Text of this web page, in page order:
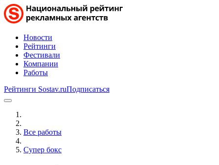
Новости
Рейтинги
Фестивали
Компании
Работы
Рейтинги Sostav.ruПодписаться
Все работы
Супер бокс